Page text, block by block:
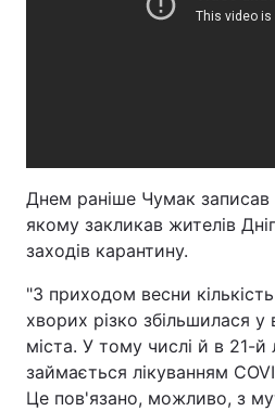
Днем раніше Чумак записав
якому закликав жителів
заходів карантину.
"З приходом весни
хворих різко збільшилася у
міста. У тому числі й в 21-й
займається лікуванням
Це пов'язано, можливо, з